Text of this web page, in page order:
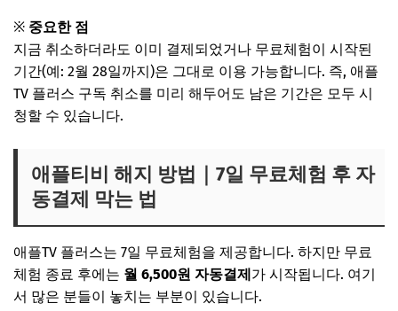
※ 중요한 점
지금 취소하더라도 이미 결제되었거나 무료체험이 시작된
기간(예: 2월 28일까지)은 그대로 이용 가능합니다. 즉, 애플
TV 플러스 구독 취소를 미리 해두어도 남은 기간은 모두 시
청할 수 있습니다.
애플티비 해지 방법｜7일 무료체험 후 자
동결제 막는 법
애플TV 플러스는 7일 무료체험을 제공합니다. 하지만 무료
체험 종료 후에는 월 6,500원 자동결제가 시작됩니다. 여기
서 많은 분들이 놓치는 부분이 있습니다.